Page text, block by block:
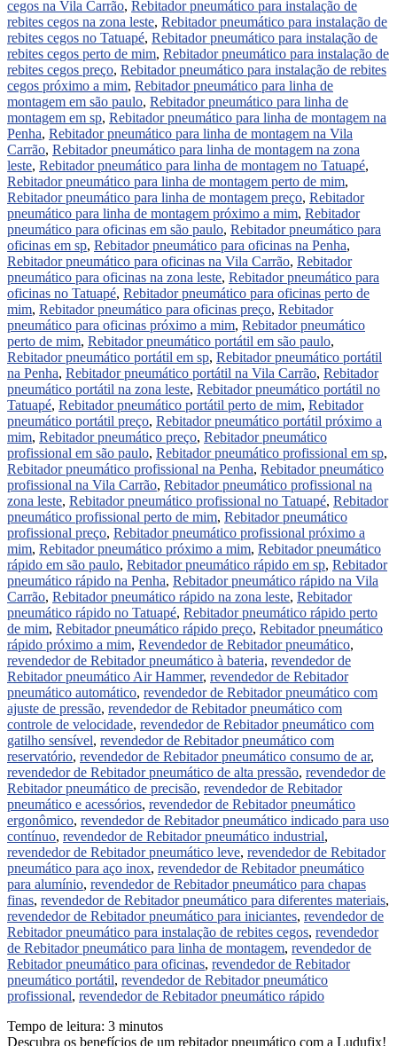
cegos na Vila Carrão, Rebitador pneumático para instalação de
rebites cegos na zona leste, Rebitador pneumático para instalação de
rebites cegos no Tatuapé, Rebitador pneumático para instalação de
rebites cegos perto de mim, Rebitador pneumático para instalação de
rebites cegos preço, Rebitador pneumático para instalação de rebites
cegos próximo a mim, Rebitador pneumático para linha de
montagem em são paulo, Rebitador pneumático para linha de
montagem em sp, Rebitador pneumático para linha de montagem na
Penha, Rebitador pneumático para linha de montagem na Vila
Carrão, Rebitador pneumático para linha de montagem na zona
leste, Rebitador pneumático para linha de montagem no Tatuapé,
Rebitador pneumático para linha de montagem perto de mim,
Rebitador pneumático para linha de montagem preço, Rebitador
pneumático para linha de montagem próximo a mim, Rebitador
pneumático para oficinas em são paulo, Rebitador pneumático para
oficinas em sp, Rebitador pneumático para oficinas na Penha,
Rebitador pneumático para oficinas na Vila Carrão, Rebitador
pneumático para oficinas na zona leste, Rebitador pneumático para
oficinas no Tatuapé, Rebitador pneumático para oficinas perto de
mim, Rebitador pneumático para oficinas preço, Rebitador
pneumático para oficinas próximo a mim, Rebitador pneumático
perto de mim, Rebitador pneumático portátil em são paulo,
Rebitador pneumático portátil em sp, Rebitador pneumático portátil
na Penha, Rebitador pneumático portátil na Vila Carrão, Rebitador
pneumático portátil na zona leste, Rebitador pneumático portátil no
Tatuapé, Rebitador pneumático portátil perto de mim, Rebitador
pneumático portátil preço, Rebitador pneumático portátil próximo a
mim, Rebitador pneumático preço, Rebitador pneumático
profissional em são paulo, Rebitador pneumático profissional em sp,
Rebitador pneumático profissional na Penha, Rebitador pneumático
profissional na Vila Carrão, Rebitador pneumático profissional na
zona leste, Rebitador pneumático profissional no Tatuapé, Rebitador
pneumático profissional perto de mim, Rebitador pneumático
profissional preço, Rebitador pneumático profissional próximo a
mim, Rebitador pneumático próximo a mim, Rebitador pneumático
rápido em são paulo, Rebitador pneumático rápido em sp, Rebitador
pneumático rápido na Penha, Rebitador pneumático rápido na Vila
Carrão, Rebitador pneumático rápido na zona leste, Rebitador
pneumático rápido no Tatuapé, Rebitador pneumático rápido perto
de mim, Rebitador pneumático rápido preço, Rebitador pneumático
rápido próximo a mim, Revendedor de Rebitador pneumático,
revendedor de Rebitador pneumático à bateria, revendedor de
Rebitador pneumático Air Hammer, revendedor de Rebitador
pneumático automático, revendedor de Rebitador pneumático com
ajuste de pressão, revendedor de Rebitador pneumático com
controle de velocidade, revendedor de Rebitador pneumático com
gatilho sensível, revendedor de Rebitador pneumático com
reservatório, revendedor de Rebitador pneumático consumo de ar,
revendedor de Rebitador pneumático de alta pressão, revendedor de
Rebitador pneumático de precisão, revendedor de Rebitador
pneumático e acessórios, revendedor de Rebitador pneumático
ergonômico, revendedor de Rebitador pneumático indicado para uso
contínuo, revendedor de Rebitador pneumático industrial,
revendedor de Rebitador pneumático leve, revendedor de Rebitador
pneumático para aço inox, revendedor de Rebitador pneumático
para alumínio, revendedor de Rebitador pneumático para chapas
finas, revendedor de Rebitador pneumático para diferentes materiais,
revendedor de Rebitador pneumático para iniciantes, revendedor de
Rebitador pneumático para instalação de rebites cegos, revendedor
de Rebitador pneumático para linha de montagem, revendedor de
Rebitador pneumático para oficinas, revendedor de Rebitador
pneumático portátil, revendedor de Rebitador pneumático
profissional, revendedor de Rebitador pneumático rápido
Tempo de leitura: 3 minutos
Descubra os benefícios de um rebitador pneumático com a Ludufix!